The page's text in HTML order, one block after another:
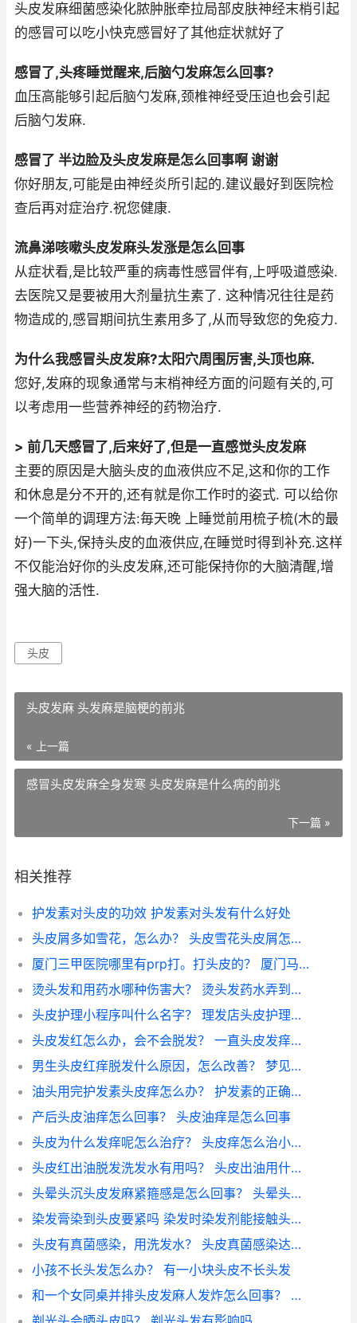
头皮发麻细菌感染化脓肿胀牵拉局部皮肤神经末梢引起
的感冒可以吃小快克感冒好了其他症状就好了
感冒了,头疼睡觉醒来,后脑勺发麻怎么回事?
血压高能够引起后脑勺发麻,颈椎神经受压迫也会引起
后脑勺发麻.
感冒了 半边脸及头皮发麻是怎么回事啊 谢谢
你好朋友,可能是由神经炎所引起的.建议最好到医院检
查后再对症治疗.祝您健康.
流鼻涕咳嗽头皮发麻头发涨是怎么回事
从症状看,是比较严重的病毒性感冒伴有,上呼吸道感染.
去医院又是要被用大剂量抗生素了. 这种情况往往是药
物造成的,感冒期间抗生素用多了,从而导致您的免疫力.
为什么我感冒头皮发麻?太阳穴周围厉害,头顶也麻.
您好,发麻的现象通常与末梢神经方面的问题有关的,可
以考虑用一些营养神经的药物治疗.
> 前几天感冒了,后来好了,但是一直感觉头皮发麻
主要的原因是大脑头皮的血液供应不足,这和你的工作
和休息是分不开的,还有就是你工作时的姿式. 可以给你
一个简单的调理方法:毎天晚 上睡觉前用梳子梳(木的最
好)一下头,保持头皮的血液供应,在睡觉时得到补充.这样
不仅能治好你的头皮发麻,还可能保持你的大脑清醒,增
强大脑的活性.
头皮
头皮发麻 头发麻是脑梗的前兆
« 上一篇
感冒头皮发麻全身发寒 头皮发麻是什么病的前兆
下一篇 »
相关推荐
护发素对头皮的功效 护发素对头发有什么好处
头皮屑多如雪花，怎么办？ 头皮雪花头皮屑怎么办
厦门三甲医院哪里有prp打。打头皮的？ 厦门马垅医院是几级
烫头发和用药水哪种伤害大？ 烫头发药水弄到头皮要紧吗
头皮护理小程序叫什么名字？ 理发店头皮护理怎么做
头皮发红怎么办，会不会脱发？ 一直头皮发痒要警惕
男生头皮红痒脱发什么原因，怎么改善？ 梦见自己脱发露头皮
油头用完护发素头皮痒怎么办？ 护发素的正确用法
产后头皮油痒怎么回事？ 头皮油痒是怎么回事
头皮为什么发痒呢怎么治疗？ 头皮痒怎么治小窍门
头皮红出油脱发洗发水有用吗？ 头皮出油用什么洗发水
头晕头沉头皮发麻紧箍感是怎么回事？ 头晕头皮发麻是怎么回事
染发膏染到头皮要紧吗 染发时染发剂能接触头皮吗
头皮有真菌感染，用洗发水？ 头皮真菌感染达克宁
小孩不长头发怎么办？ 有一小块头皮不长头发
和一个女同桌并排头皮发麻人发炸怎么回事？ 右后侧头皮发麻怎么回事